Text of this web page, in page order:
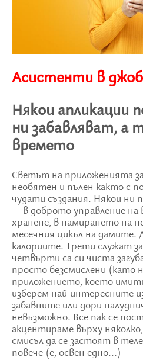
Асистенти в
Някои апликации
ни забавляват, а
времето
Светът на приложенията
необятен и пълен както с
чудати създания. Някои ни
– в доброто управление
хранене, в намирането на
месечния цикъл на дамите.
калориите. Трети служат за
четвърти са си чиста
просто безсмислени (като
приложението, което
изберем най-интересните
забавните или дори
невъзможно. Все пак се
акцентираме върху
смисъл да се застоят в
повече (е, освен едно...)